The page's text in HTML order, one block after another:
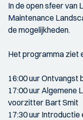
In de open sfeer van
Maintenance
de mogelijkheden.
Het programma ziet
16:00 uur Ontvangst
17:00 uur Algemene
voorzitter Bart Smit
17:30 uur